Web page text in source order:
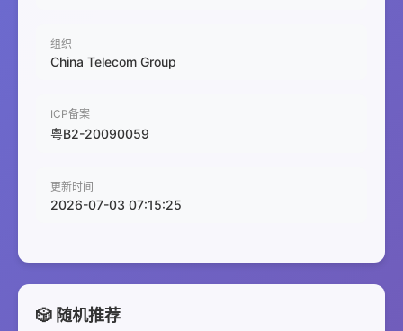
组织
China Telecom Group
ICP备案
粤B2-20090059
更新时间
2026-07-03 07:15:25
🎲 随机推荐